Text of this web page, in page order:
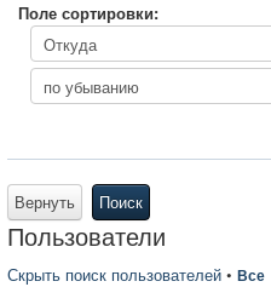
Поле сортировки:
Вернуть Поиск
Пользователи
Скрыть поиск пользователей • Все